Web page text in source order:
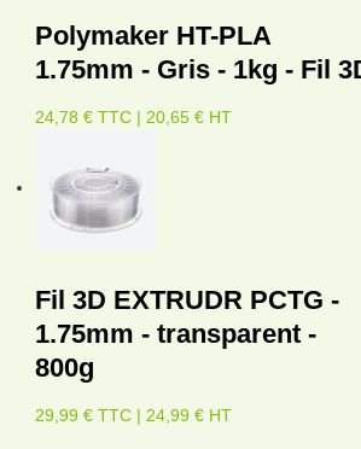
Polymaker HT-PLA
1.75mm - Gris - 1kg - Fil
24,78 € TTC | 20,65 € HT
Fil 3D EXTRUDR PCTG -
1.75mm - transparent -
800g
29,99 € TTC | 24,99 € HT